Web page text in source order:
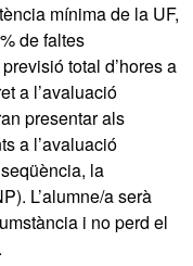
mínima de la UF,
de faltes
total d’hores a
a l’avaluació
presentar als
a l’avaluació
la
L’alumne/a serà
i no perd el